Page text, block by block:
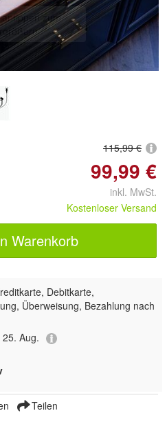
zum
115,99 €
99,99 €
inkl. MwSt.
Kostenloser Versand
Warenkorb
Debitkarte,
Überweisung, Bezahlung nach
Aug.
Teilen